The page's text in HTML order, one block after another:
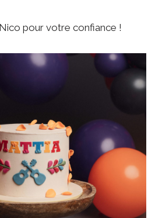
pour votre confiance !